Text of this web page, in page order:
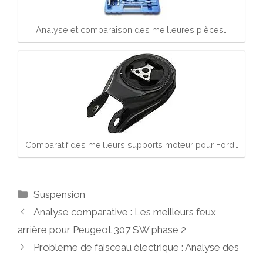
Analyse et comparaison des meilleures pièces…
Comparatif des meilleurs supports moteur pour Ford…
Catégories
Suspension
Analyse comparative : Les meilleurs feux
arrière pour Peugeot 307 SW phase 2
Problème de faisceau électrique : Analyse des